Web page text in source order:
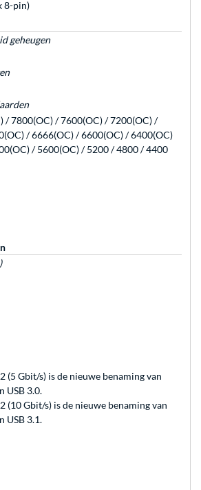
8-pin)
geheugen
/ 7800(OC) / 7600(OC) / 7200(OC) /
/ 6666(OC) / 6600(OC) / 6400(OC)
/ 5600(OC) / 5200 / 4800 / 4400
(5 Gbit/s) is de nieuwe benaming van
USB 3.0.
(10 Gbit/s) is de nieuwe benaming van
USB 3.1.